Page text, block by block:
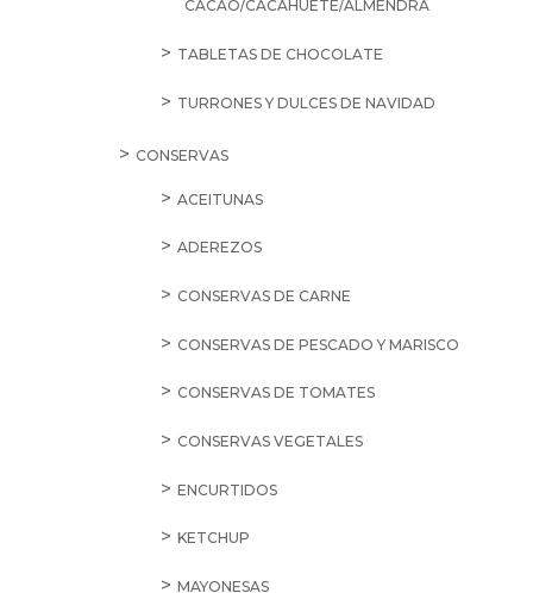
CACAO/CACAHUETE/ALMENDRA
TABLETAS DE CHOCOLATE
TURRONES Y DULCES DE NAVIDAD
CONSERVAS
ACEITUNAS
ADEREZOS
CONSERVAS DE CARNE
CONSERVAS DE PESCADO Y MARISCO
CONSERVAS DE TOMATES
CONSERVAS VEGETALES
ENCURTIDOS
KETCHUP
MAYONESAS